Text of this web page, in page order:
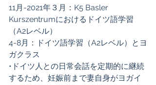
11月-2021年３月：K5 Basler
Kurszentrumにおけるドイツ語学習
（A2レベル）
4-8月：ドイツ語学習（A2レベル）とヨ
ガクラス
•ドイツ人との日常会話を定期的に継続
するため、妊娠前まで妻自身がヨガイ